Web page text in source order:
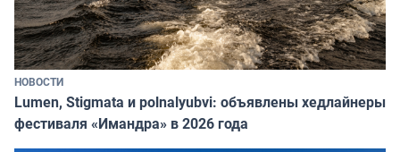
НОВОСТИ
Lumen, Stigmata и polnalyubvi: объявлены хедлайнеры
фестиваля «Имандра» в 2026 года